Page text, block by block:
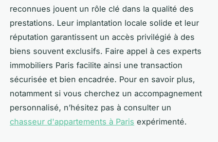
reconnues jouent un rôle clé dans la qualité des
prestations. Leur implantation locale solide et leur
réputation garantissent un accès privilégié à des
biens souvent exclusifs. Faire appel à ces experts
immobiliers Paris facilite ainsi une transaction
sécurisée et bien encadrée. Pour en savoir plus,
notamment si vous cherchez un accompagnement
personnalisé, n’hésitez pas à consulter un
chasseur d'appartements à Paris expérimenté.